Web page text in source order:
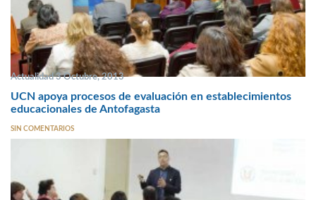
Actualidad 3 Octubre, 2013
UCN apoya procesos de evaluación en establecimientos
educacionales de Antofagasta
SIN COMENTARIOS